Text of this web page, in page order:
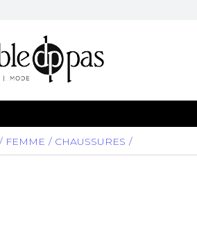
FEMME CHAUSSURES